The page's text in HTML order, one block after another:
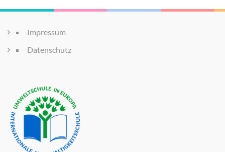
Impressum
Datenschutz